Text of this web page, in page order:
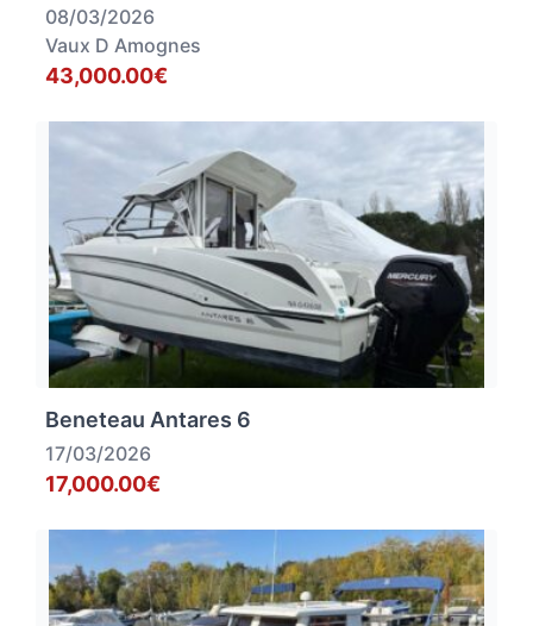
08/03/2026
Vaux D Amognes
43,000.00€
Beneteau Antares 6
17/03/2026
17,000.00€